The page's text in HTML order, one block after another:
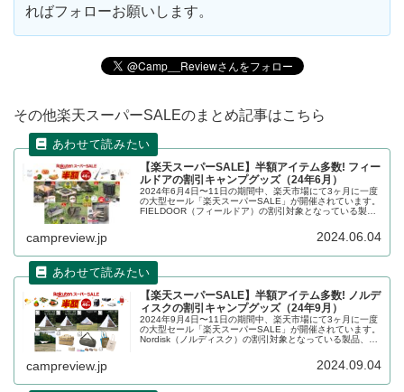
ればフォローお願いします。
その他楽天スーパーSALEのまとめ記事はこちら
【楽天スーパーSALE】半額アイテム多数! フィー
ルドアの割引キャンプグッズ（24年6月）
2024年6月4日〜11日の期間中、楽天市場にて3ヶ月に一度
の大型セール「楽天スーパーSALE」が開催されています。
FIELDOOR（フィールドア）の割引対象となっている製
campreview.jp 2024.06.04
【楽天スーパーSALE】半額アイテム多数! ノルデ
ィスクの割引キャンプグッズ（24年9月）
2024年9月4日〜11日の期間中、楽天市場にて3ヶ月に一度
の大型セール「楽天スーパーSALE」が開催されています。
Nordisk（ノルディスク）の割引対象となっている製品、販
campreview.jp 2024.09.04